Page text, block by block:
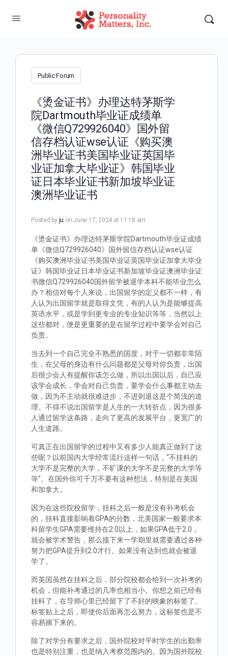
Public Forum
《烫金证书》办理达特茅斯学
院Dartmouth毕业证成绩单
《微信Q729926040》国外留
信存档认证wse认证《购买澳
洲毕业证书美国毕业证英国毕
业证加拿大毕业证》韩国毕业
证日本毕业证书新加坡毕业证
澳洲毕业证书
Posted by ju on June 17, 2024 at 11:18 am
《烫金证书》办理达特茅斯学院Dartmouth毕业证成绩
单《微信Q729926040》国外留信存档认证wse认证
《购买澳洲毕业证书美国毕业证英国毕业证加拿大毕业
证》韩国毕业证日本毕业证书新加坡毕业证澳洲毕业证
书微信Q729926040国外留学被退学本科不能毕业怎么
办？相信对每个人来说，出国留学的定义都不一样，有
人认为出国留学就是取得文凭，有的人认为是能够提高
英语水平，或是学到更专业的专业知识等等，当然以上
这些都对，便是更重要的是在留学过程中要学会对自己
负责。
当去到一个自己完全不熟悉的国度，对于一切都非常陌
生，在父母的身边有什么问题都是父母对你负责，出国
后很少会人有提醒你该怎么做，所以出国以后，自己应
该学会成长，学会对自己负责，要学会什么事都主动去
做，因为不主动就很难进步，不进则退这是个简浅的道
理。不得不说出国留学是人生的一大转折点，因为很多
人通过留学这条路，走向了更高的发展平台，更宽广的
人生道路。
可真正在出国留学的过程中又有多少人能真正做到了这
些呢？以前国内大学经常流行这样一句话，“不挂科的
大学不是完整的大学，不旷课的大学不是完整的大学等
等”。在国外你可千万不要有这种想法，特别是在美国
和加拿大。
因为在这些院校留学，挂科之后一般是没有补考机会
的，挂科直接影响着GPA的分数，北美国家一般要求本
科留学生GPA需要维持在2.0以上，如果GPA低于2.0，
就会被学术警告，那么接下来一学期里就需要通过各种
努力把GPA提升到2.0才行。如果没有达到也就会被退
学了。
而英国虽然在挂科之后，部分院校都会给到一次补考的
机会，但能补考通过的几率也相当小。你想之前已经有
挂科了，在导师心里已经留下了不好的映象的标签了。
标签贴上之后，即使你后面再怎么努力，这标签也是不
容易摘下来的。
除了对学分有要求之后，国外院校对平时学生的出勤率
也是特别注重，也是纳入考察范围内的。因为国外院校